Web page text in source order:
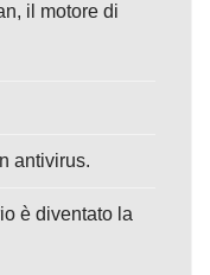
il motore di
antivirus.
è diventato la